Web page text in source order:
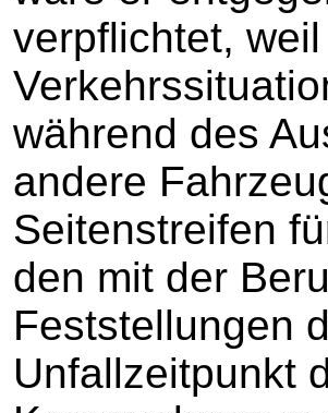
verpflichtet,
während des
andere
Seitenstreifen
den mit der
Feststellungen
Unfallzeitpunkt